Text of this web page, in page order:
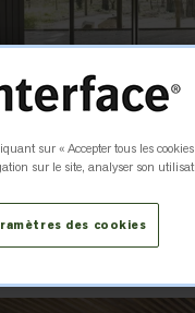
sur « Accepter tous les
sur le site, analyser son
des cookies